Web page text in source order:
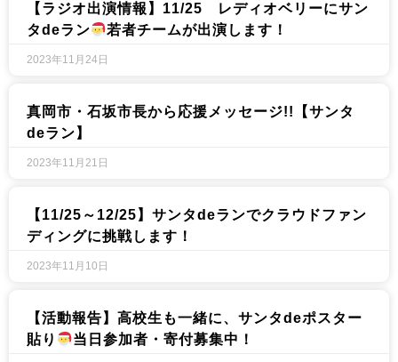
【ラジオ出演情報】11/25 レディオベリーにサン
タdeラン
若者チームが出演します！
2023年11月24日
真岡市・石坂市長から応援メッセージ!!【サンタ
deラン】
2023年11月21日
【11/25～12/25】サンタdeランでクラウドファン
ディングに挑戦します！
2023年11月10日
【活動報告】高校生も一緒に、サンタdeポスター
貼り
当日参加者・寄付募集中！